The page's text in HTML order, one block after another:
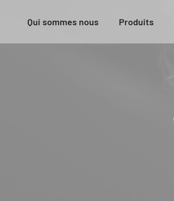
Qui sommes nous Produits